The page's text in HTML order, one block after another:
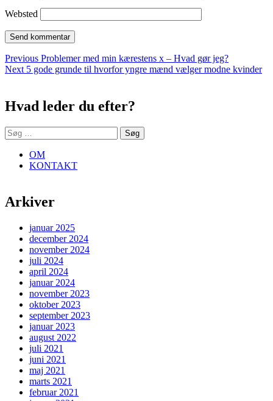
Websted
Indlægsnavigation
Previous Previous
post:
Problemer med min kærestens x – Hvad gør jeg?
Next Next
5 gode grunde til hvorfor yngre mænd vælger modne kvinder
Hvad leder du efter?
Søg
efter:
OM
KONTAKT
Arkiver
januar 2025
december 2024
november 2024
juli 2024
april 2024
januar 2024
november 2023
oktober 2023
september 2023
januar 2023
august 2022
juli 2021
juni 2021
maj 2021
marts 2021
februar 2021